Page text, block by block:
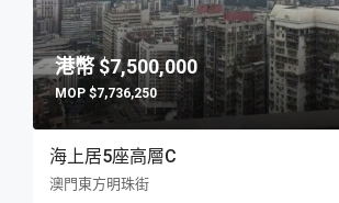
$7,500,000
$7,736,250
海上居5座高層C
澳門東方明珠街